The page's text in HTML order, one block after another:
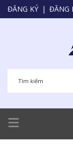
ĐĂNG KÝ | ĐĂNG